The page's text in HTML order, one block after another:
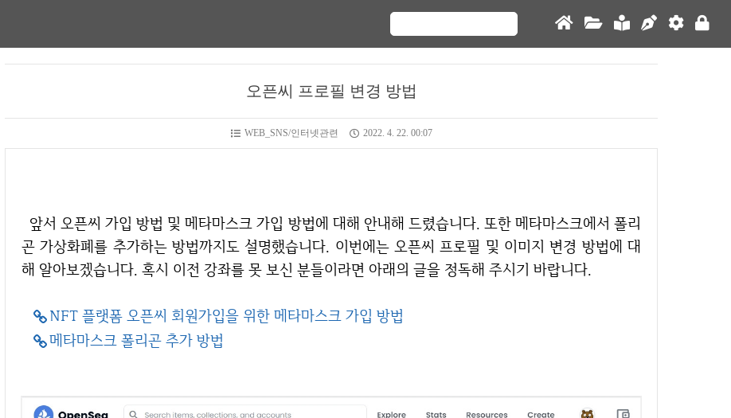
오픈씨 프로필 변경 방법
WEB_SNS/인터넷관련 2022. 4. 22. 00:07
앞서 오픈씨 가입 방법 및 메타마스크 가입 방법에 대해 안내해 드렸습니다. 또한 메타마스크에서 폴리
곤 가상화폐를 추가하는 방법까지도 설명했습니다. 이번에는 오픈씨 프로필 및 이미지 변경 방법에 대
해 알아보겠습니다. 혹시 이전 강좌를 못 보신 분들이라면 아래의 글을 정독해 주시기 바랍니다.
NFT 플랫폼 오픈씨 회원가입을 위한 메타마스크 가입 방법
메타마스크 폴리곤 추가 방법